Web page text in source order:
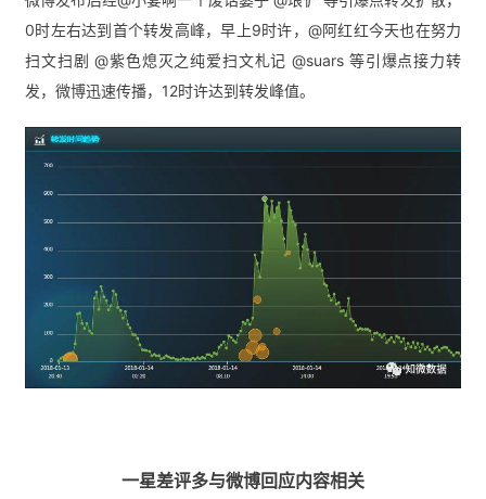
0时左右达到首个转发高峰，早上9时许，@阿红红今天也在努力
扫文扫剧 @紫色熄灭之纯爱扫文札记 @suars 等引爆点接力转
发，微博迅速传播，12时许达到转发峰值。
一星差评多与微博回应内容相关